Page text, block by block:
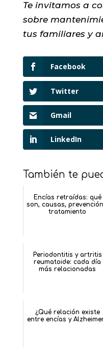
Te invitamos a
sobre
tus familiares y
Facebook
Twitter
Gmail
LinkedIn
También te
Encías retraídas: qué
son, causas,
tratamiento
Periodontitis y artritis
reumatoide: cada día
más relacionadas
¿Qué relación existe
entre encías y